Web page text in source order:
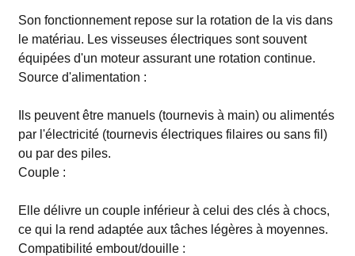
Son fonctionnement repose sur la rotation de la vis dans
le matériau. Les visseuses électriques sont souvent
équipées d'un moteur assurant une rotation continue.
Source d'alimentation :
Ils peuvent être manuels (tournevis à main) ou alimentés
par l'électricité (tournevis électriques filaires ou sans fil)
ou par des piles.
Couple :
Elle délivre un couple inférieur à celui des clés à chocs,
ce qui la rend adaptée aux tâches légères à moyennes.
Compatibilité embout/douille :